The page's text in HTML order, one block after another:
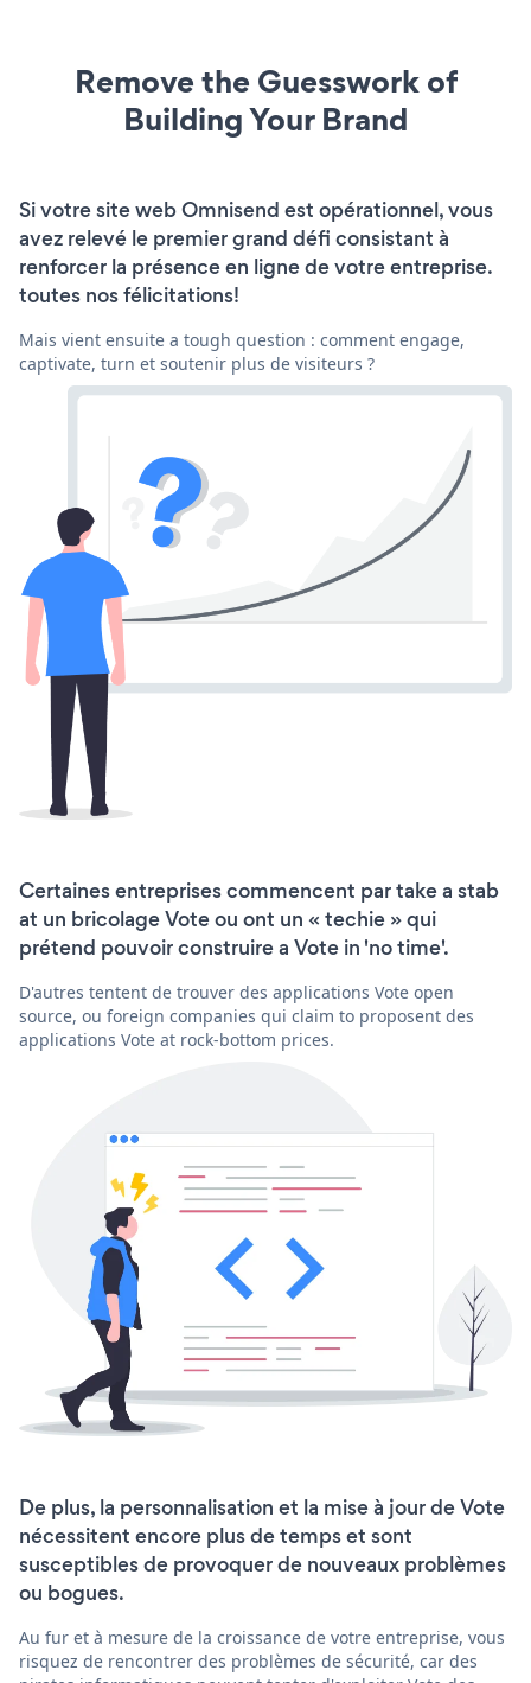
Remove the Guesswork of
Building Your Brand
Si votre site web Omnisend est opérationnel, vous
avez relevé le premier grand défi consistant à
renforcer la présence en ligne de votre entreprise.
toutes nos félicitations!
Mais vient ensuite a tough question : comment engage,
captivate, turn et soutenir plus de visiteurs ?
Certaines entreprises commencent par take a stab
at un bricolage Vote ou ont un « techie » qui
prétend pouvoir construire a Vote in 'no time'.
D'autres tentent de trouver des applications Vote open
source, ou foreign companies qui claim to proposent des
applications Vote at rock-bottom prices.
De plus, la personnalisation et la mise à jour de Vote
nécessitent encore plus de temps et sont
susceptibles de provoquer de nouveaux problèmes
ou bogues.
Au fur et à mesure de la croissance de votre entreprise, vous
risquez de rencontrer des problèmes de sécurité, car des